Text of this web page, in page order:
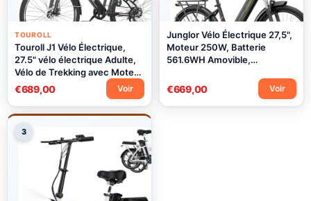
TOUROLL
Touroll J1 Vélo Électrique,
27.5" vélo électrique Adulte,
Vélo de Trekking avec Moteur
250 W, Batterie 15.6AH,
Autonomie 50-100 km, E-
Bike, vélo électrique Urbain
€689,00 Voir
Junglor Vélo Électrique 27,5",
Moteur 250W, Batterie
561.6WH Amovible,
Vitesses, Écran LCD, 25 km/h,
Charge Max 120 kg, Modèle
Mixte E-Bike
€669,00 Voir
3